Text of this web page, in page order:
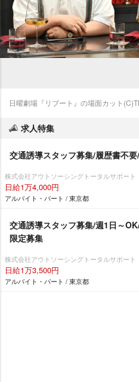
日曜劇場『リブート』の場面カット
求人特集
交通誘導スタッフ募集/履歴書不
株式会社アウトソーシングトータルサポート
日給1万4,000円
アルバイト・パート / 東京都
交通誘導スタッフ募集/週1日～
限定募集
株式会社アウトソーシングトータルサポート
日給1万3,500円
アルバイト・パート / 東京都